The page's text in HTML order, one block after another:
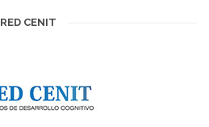
RED CENIT